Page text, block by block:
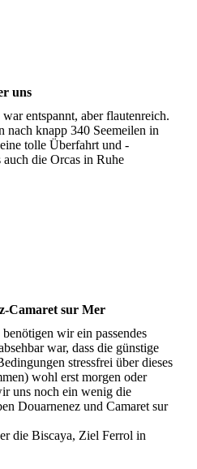
uns
entspannt, aber flautenreich.
nach knapp 340 Seemeilen in
tolle Überfahrt und -
auch die Orcas in Ruhe
Camaret sur Mer
wir ein passendes
war, dass die günstige
stressfrei über dieses
wohl erst morgen oder
uns noch ein wenig die
Douarnenez und Camaret sur
die Biscaya, Ziel Ferrol in